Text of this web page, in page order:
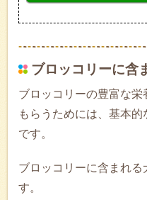
ブロッコリーに含
ブロッコリーの豊富な
もらうためには、基本
です。
ブロッコリーに含まれる
す。